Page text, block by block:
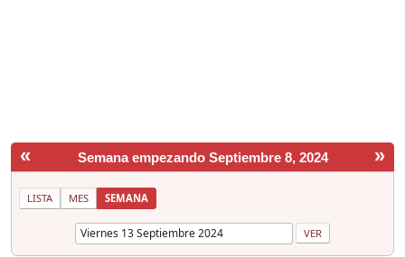
« »
Semana empezando Septiembre 8, 2024
LISTA MES SEMANA